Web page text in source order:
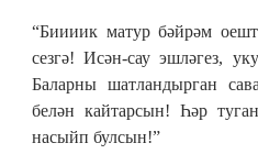
“Биииик матур бәйрәм
сезгә! Исән-сау эшләгез,
Баларны шатландырган
белән кайтарсын! Һәр
насыйп булсын!”